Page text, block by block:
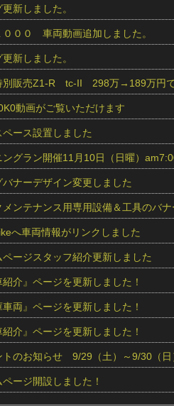
新しました。
０００ 車両動画追加しました。
新しました。
別販売Z1-R tc‐II 298万→189万円
動画がご覧いただけます
ペース設置しました
ングラン開催11月10日（日曜）
バナーデザイン変更しました
メンテナンス用専用設備＆工具のバ
へ車両情報がリンクしました
ページスタッフ紹介更新しました
紹介』ページを更新しました！
車両』ページを更新しました！
紹介』ページを更新しました！
トのお知らせ 9/29（土）～9/30（日
ページ開設しました！